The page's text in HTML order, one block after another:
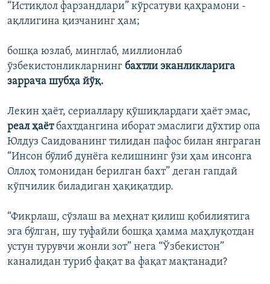
“Истиқлол фарзандлари” кўрсатуви қаҳрамони -
ақллигина қизчанинг ҳам;
бошқа юзлаб, минглаб, миллионлаб
ўзбекистонликларнинг бахтли эканликларига
заррача шубҳа йўқ.
Лекин ҳаёт, сериаллару қўшиқлардаги ҳаёт эмас,
реал ҳаёт бахтдангина иборат эмаслиги дўхтир опа
Юлдуз Саидованинг тилидан пафос билан янграган
“Инсон бўлиб дунëга келишнинг ўзи ҳам инсонга
Оллоҳ томонидан берилган бахт” деган гапдай
кўпчилик биладиган ҳақиқатдир.
“Фикрлаш, сўзлаш ва меҳнат қилиш қобилиятига
эга бўлган, шу туфайли бошқа ҳамма маҳлуқотдан
устун турувчи жонли зот” нега “Ўзбекистон”
каналидан туриб фақат ва фақат мақтанади?